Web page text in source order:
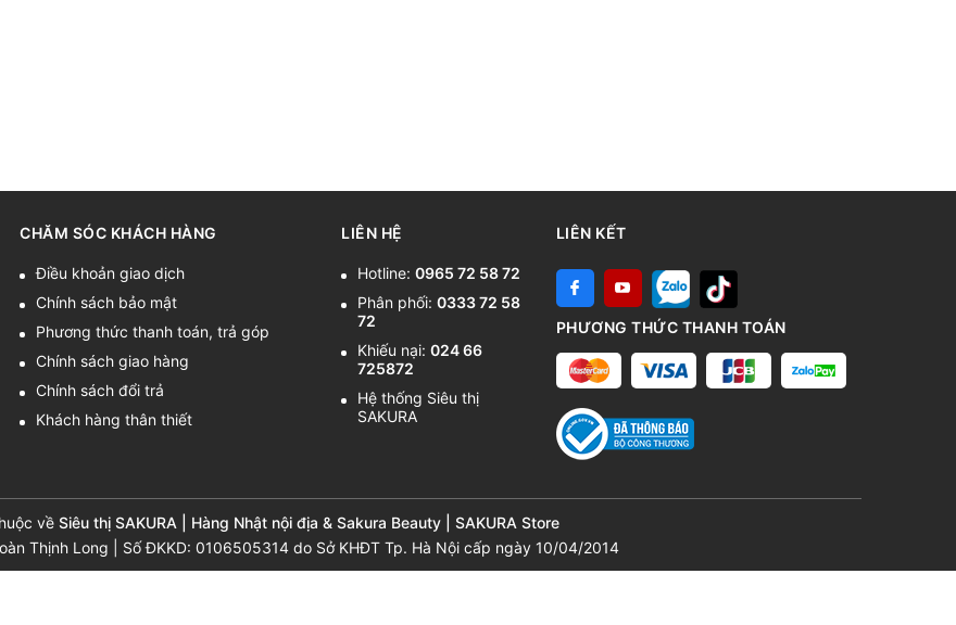
CHĂM SÓC KHÁCH HÀNG
Điều khoản giao dịch
Chính sách bảo mật
Phương thức thanh toán, trả góp
Chính sách giao hàng
Chính sách đổi trả
Khách hàng thân thiết
LIÊN HỆ
Hotline:0965 72 58 72
Phân phối:0333 72 58
72
Khiếu nại:024 66
725872
Hệ thống Siêu thị
SAKURA
LIÊN KẾT
PHƯƠNG THỨC THANH TOÁN
về Siêu thị SAKURA | Hàng Nhật nội địa & Sakura Beauty | SAKURA Store
Thịnh Long | Số ĐKKD: 0106505314 do Sở KHĐT Tp. Hà Nội cấp ngày 10/04/2014